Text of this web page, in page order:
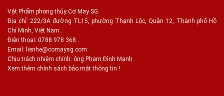
Vật Phẩm phong thủy Cơ May SG.
Địa chỉ: 222/3A đường TL15, phường Thạnh Lộc, Quận 12, Thành phố Hồ
Chí Minh, Việt Nam.
Điện thoại: 0788 978 368 .
Email: lienhe@comaysg.com
Chịu trách nhiệm chính: ông Phạm Đình Mạnh
Xem thêm chính sách bảo mật thông tin !